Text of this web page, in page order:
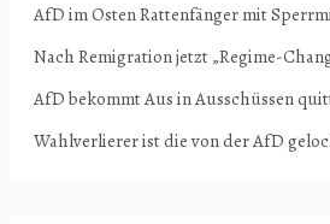
AfD im Osten Rattenfänger mit
Nach Remigration jetzt „Regime-
AfD bekommt Aus in Ausschüssen
Wahlverlierer ist die von der AfD